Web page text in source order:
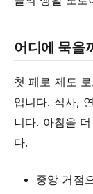
어디에 묵을
첫 페로 제도
입니다. 식사,
니다. 아침을
다.
중앙 거점